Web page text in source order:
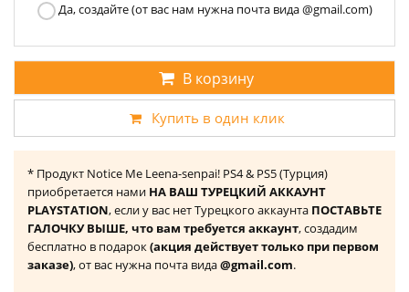
Да, создайте (от вас нам нужна почта вида @gmail.com)
В корзину
Купить в один клик
* Продукт Notice Me Leena-senpai! PS4 & PS5 (Турция)
приобретается нами НА ВАШ ТУРЕЦКИЙ АККАУНТ
PLAYSTATION, если у вас нет Турецкого аккаунта ПОСТАВЬТЕ
ГАЛОЧКУ ВЫШЕ, что вам требуется аккаунт, создадим
бесплатно в подарок(акция действует только при первом
заказе), от вас нужна почта вида@gmail.com.